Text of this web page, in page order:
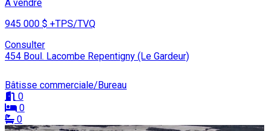
À vendre
945 000 $ +TPS/TVQ
Consulter
454 Boul. Lacombe Repentigny (Le Gardeur)
Bâtisse commerciale/Bureau
0
0
0